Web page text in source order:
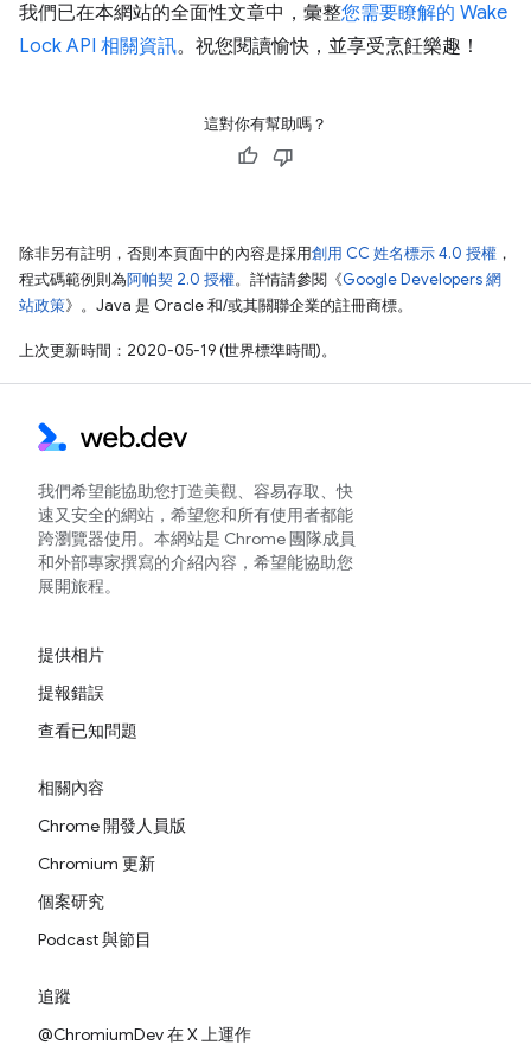
我們已在本網站的全面性文章中，彙整您需要瞭解的 Wake
Lock API 相關資訊。祝您閱讀愉快，並享受烹飪樂趣！
這對你有幫助嗎？
除非另有註明，否則本頁面中的內容是採用創用 CC 姓名標示 4.0 授權 ，
程式碼範例則為阿帕契 2.0 授權。詳情請參閱《Google Developers 網
站政策》。Java 是 Oracle 和/或其關聯企業的註冊商標。
上次更新時間：2020-05-19 (世界標準時間)。
我們希望能協助您打造美觀、容易存取、快
速又安全的網站，希望您和所有使用者都能
跨瀏覽器使用。本網站是 Chrome 團隊成員
和外部專家撰寫的介紹內容，希望能協助您
展開旅程。
提供相片
提報錯誤
查看已知問題
相關內容
Chrome 開發人員版
Chromium 更新
個案研究
Podcast 與節目
追蹤
@ChromiumDev 在 X 上運作